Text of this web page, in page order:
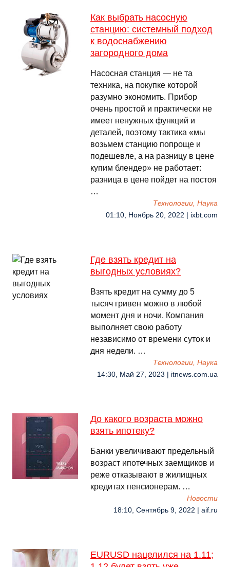
Как выбрать насосную
станцию: системный подход
к водоснабжению
загородного дома
Насосная станция — не та
техника, на покупке которой
разумно экономить. Прибор
очень простой и практически не
имеет ненужных функций и
деталей, поэтому тактика «мы
возьмем станцию попроще и
подешевле, а на разницу в цене
купим блендер» не работает:
разница в цене пойдет на постоя
…
Технологии, Наука
01:10, Ноябрь 20, 2022 | ixbt.com
Где взять кредит на
выгодных условиях?
Взять кредит на сумму до 5
тысяч гривен можно в любой
момент дня и ночи. Компания
выполняет свою работу
независимо от времени суток и
дня недели. …
Технологии, Наука
14:30, Май 27, 2023 | itnews.com.ua
До какого возраста можно
взять ипотеку?
Банки увеличивают предельный
возраст ипотечных заемщиков и
реже отказывают в жилищных
кредитах пенсионерам. …
Новости
18:10, Сентябрь 9, 2022 | aif.ru
EURUSD нацелился на 1.11;